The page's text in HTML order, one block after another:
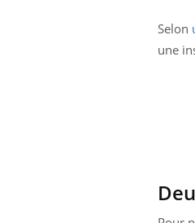
Selon
une
Eczéma
expliquer ma